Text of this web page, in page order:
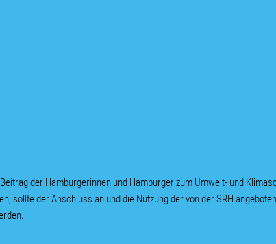
der Hamburgerinnen und Hamburger zum Umwelt- und
sollte der Anschluss an und die Nutzung der von der SRH